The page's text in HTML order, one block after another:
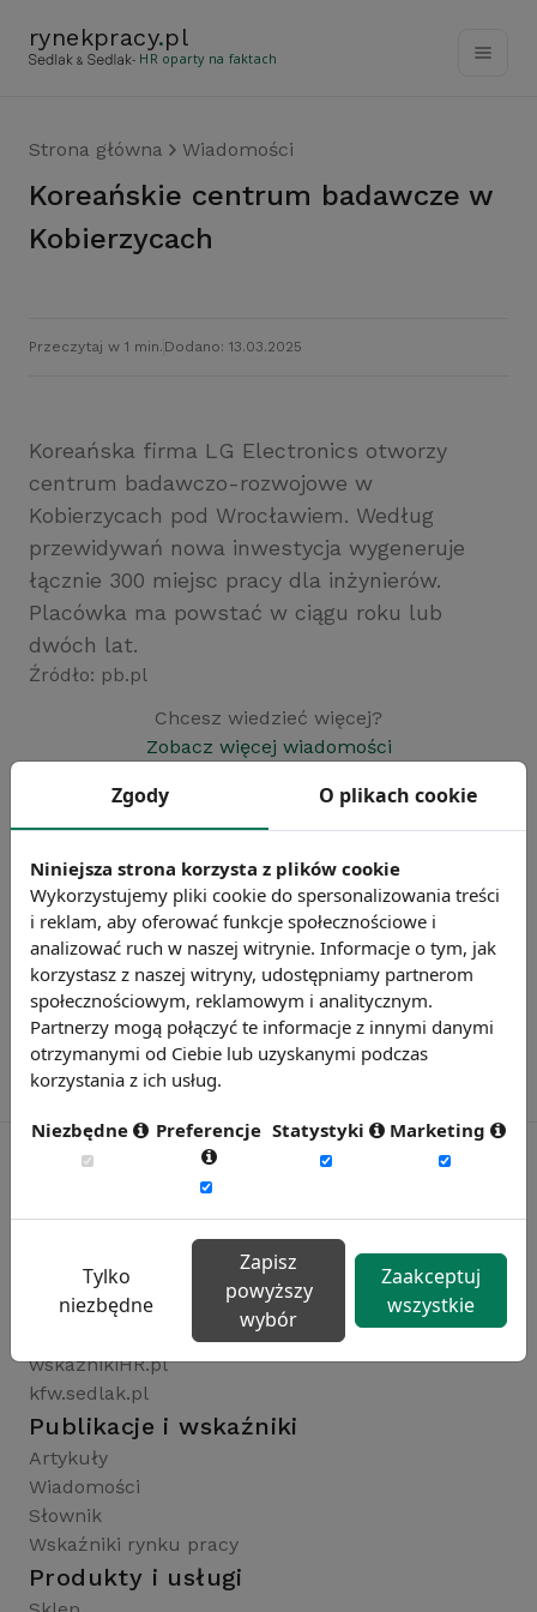
rynekpracy.pl
- HR oparty na faktach
Strona główna Wiadomości
Koreańskie centrum badawcze w
Kobierzycach
Przeczytaj w 1 min. Dodano: 13.03.2025
Koreańska firma LG Electronics otworzy
centrum badawczo-rozwojowe w
Kobierzycach pod Wrocławiem. Według
przewidywań nowa inwestycja wygeneruje
łącznie 300 miejsc pracy dla inżynierów.
Placówka ma powstać w ciągu roku lub
dwóch lat.
Źródło: pb.pl
Chcesz wiedzieć więcej?
Zobacz więcej wiadomości
Rynekpracy.pl
wynagrodzenia.pl
raportyplacowe.pl
wskaznikiHR.pl
kfw.sedlak.pl
Publikacje i wskaźniki
Artykuły
Wiadomości
Słownik
Wskaźniki rynku pracy
Produkty i usługi
Zgody O plikach cookie
Niniejsza strona korzysta z plików cookie
Wykorzystujemy pliki cookie do spersonalizowania treści
i reklam, aby oferować funkcje społecznościowe i
analizować ruch w naszej witrynie. Informacje o tym, jak
korzystasz z naszej witryny, udostępniamy partnerom
społecznościowym, reklamowym i analitycznym.
Partnerzy mogą połączyć te informacje z innymi danymi
otrzymanymi od Ciebie lub uzyskanymi podczas
korzystania z ich usług.
Niezbędne Preferencje Statystyki Marketing
Tylko
niezbędne
Zapisz
powyższy
wybór
Zaakceptuj
wszystkie